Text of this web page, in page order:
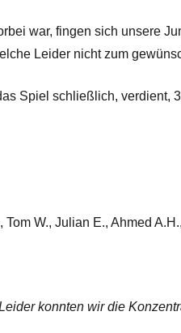
war, fingen sich unsere
Leider nicht zum
Spiel schließlich, verdient,
W., Julian E., Ahmed
konnten wir die